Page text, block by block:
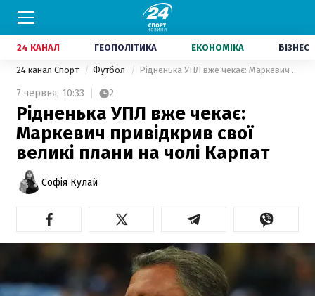
24 КАНАЛ ГЕОПОЛІТИКА ЕКОНОМІКА БІЗНЕС
24 канал Спорт Футбол Рідненька УПЛ вже чекає: Маркевич привідкрив свої великі плани на чолі Карпат
7 червня, 10:33 2
Рідненька УПЛ вже чекає:
Маркевич привідкрив свої
великі плани на чолі Карпат
Софія Кулай